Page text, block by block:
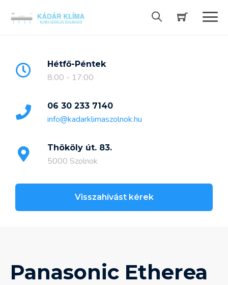
Hétfő-Péntek
8:00 - 17:00
06 30 233 7140
info@kadarklimaszolnok.hu
Thököly út. 83.
5000 Szolnok
Visszahívást kérek
Panasonic Etherea